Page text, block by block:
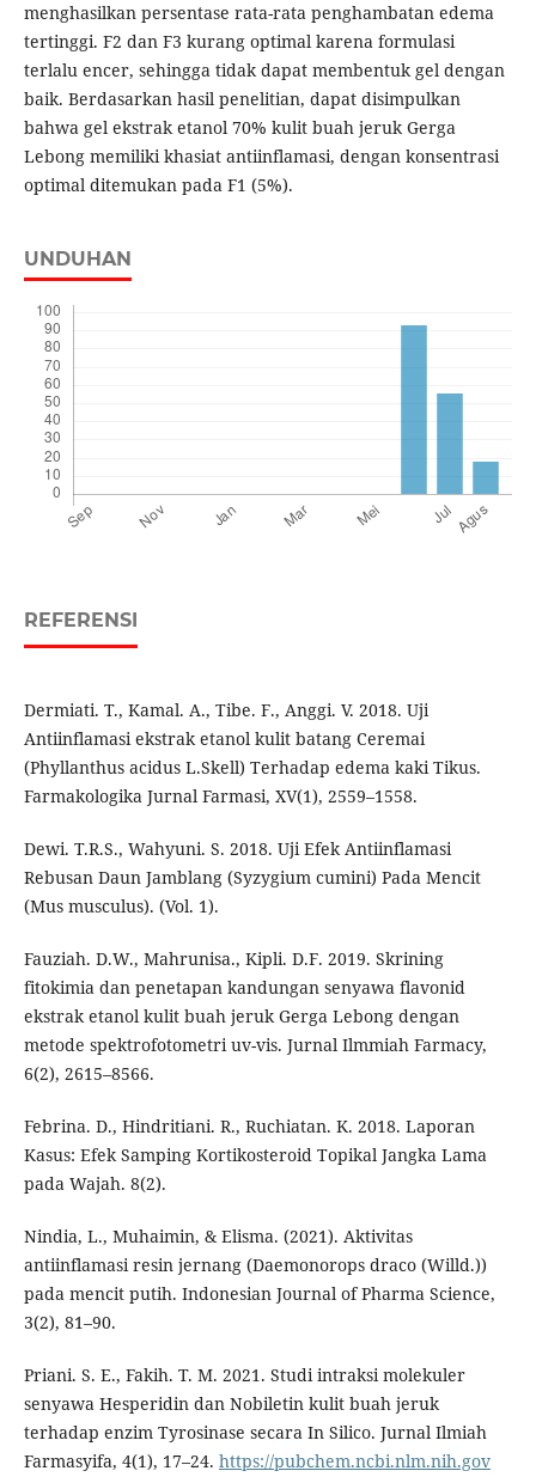
menghasilkan persentase rata-rata penghambatan edema
tertinggi. F2 dan F3 kurang optimal karena formulasi
terlalu encer, sehingga tidak dapat membentuk gel dengan
baik. Berdasarkan hasil penelitian, dapat disimpulkan
bahwa gel ekstrak etanol 70% kulit buah jeruk Gerga
Lebong memiliki khasiat antiinflamasi, dengan konsentrasi
optimal ditemukan pada F1 (5%).
UNDUHAN
REFERENSI
Dermiati. T., Kamal. A., Tibe. F., Anggi. V. 2018. Uji
Antiinflamasi ekstrak etanol kulit batang Ceremai
(Phyllanthus acidus L.Skell) Terhadap edema kaki Tikus.
Farmakologika Jurnal Farmasi, XV(1), 2559–1558.
Dewi. T.R.S., Wahyuni. S. 2018. Uji Efek Antiinflamasi
Rebusan Daun Jamblang (Syzygium cumini) Pada Mencit
(Mus musculus). (Vol. 1).
Fauziah. D.W., Mahrunisa., Kipli. D.F. 2019. Skrining
fitokimia dan penetapan kandungan senyawa flavonid
ekstrak etanol kulit buah jeruk Gerga Lebong dengan
metode spektrofotometri uv-vis. Jurnal Ilmmiah Farmacy,
6(2), 2615–8566.
Febrina. D., Hindritiani. R., Ruchiatan. K. 2018. Laporan
Kasus: Efek Samping Kortikosteroid Topikal Jangka Lama
pada Wajah. 8(2).
Nindia, L., Muhaimin, & Elisma. (2021). Aktivitas
antiinflamasi resin jernang (Daemonorops draco (Willd.))
pada mencit putih. Indonesian Journal of Pharma Science,
3(2), 81–90.
Priani. S. E., Fakih. T. M. 2021. Studi intraksi molekuler
senyawa Hesperidin dan Nobiletin kulit buah jeruk
terhadap enzim Tyrosinase secara In Silico. Jurnal Ilmiah
Farmasyifa, 4(1), 17–24. https://pubchem.ncbi.nlm.nih.gov